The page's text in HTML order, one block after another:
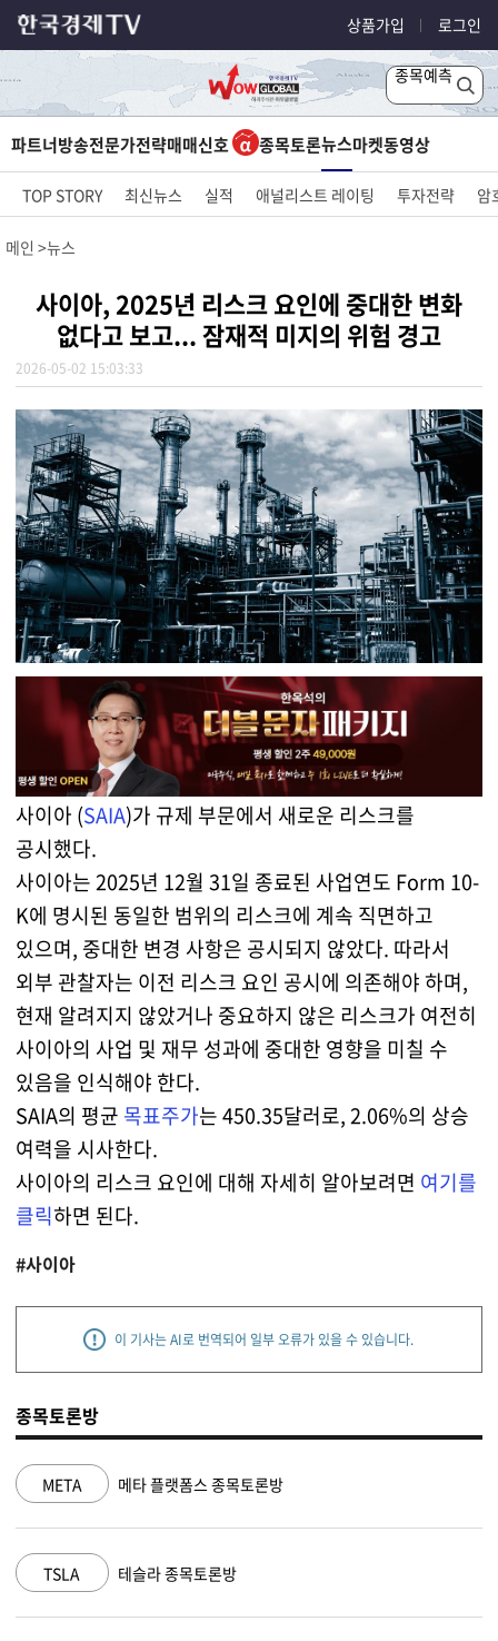
상품가입 로그인
종목예측
파트너방송전문가전략매매신호 종목토론뉴스마켓동영상
TOP STORY 최신뉴스 실적 애널리스트 레이팅 투자전략 암
메인 뉴스
사이아, 2025년 리스크 요인에 중대한 변화
없다고 보고... 잠재적 미지의 위험 경고
2026-05-02 15:03:33
사이아 (SAIA)가 규제 부문에서 새로운 리스크를
공시했다.
사이아는 2025년 12월 31일 종료된 사업연도 Form 10-
K에 명시된 동일한 범위의 리스크에 계속 직면하고
있으며, 중대한 변경 사항은 공시되지 않았다. 따라서
외부 관찰자는 이전 리스크 요인 공시에 의존해야 하며,
현재 알려지지 않았거나 중요하지 않은 리스크가 여전히
사이아의 사업 및 재무 성과에 중대한 영향을 미칠 수
있음을 인식해야 한다.
SAIA의 평균 목표주가는 450.35달러로, 2.06%의 상승
여력을 시사한다.
사이아의 리스크 요인에 대해 자세히 알아보려면 여기를
클릭하면 된다.
#사이아
이 기사는 AI로 번역되어 일부 오류가 있을 수 있습니다.
종목토론방
META 메타 플랫폼스 종목토론방
TSLA 테슬라 종목토론방